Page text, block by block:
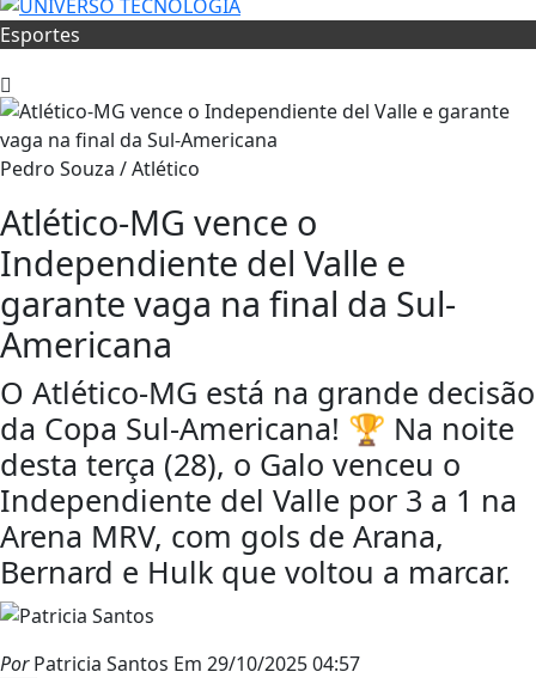
Esportes
Pedro Souza / Atlético
Atlético-MG vence o
Independiente del Valle e
garante vaga na final da Sul-
Americana
O Atlético-MG está na grande decisão
da Copa Sul-Americana! 🏆 Na noite
desta terça (28), o Galo venceu o
Independiente del Valle por 3 a 1 na
Arena MRV, com gols de Arana,
Bernard e Hulk que voltou a marcar.
PorPatricia Santos Em 29/10/2025 04:57